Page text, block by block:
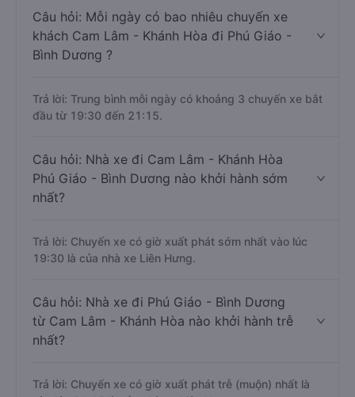
Câu hỏi: Mỗi ngày có bao nhiêu chuyến xe
khách Cam Lâm - Khánh Hòa đi Phú Giáo -
Bình Dương ?
Trả lời: Trung bình mỗi ngày có khoảng 3 chuyến xe bắt
đầu từ 19:30 đến 21:15.
Câu hỏi: Nhà xe đi Cam Lâm - Khánh Hòa
Phú Giáo - Bình Dương nào khởi hành sớm
nhất?
Trả lời: Chuyến xe có giờ xuất phát sớm nhất vào lúc
19:30 là của nhà xe Liên Hưng.
Câu hỏi: Nhà xe đi Phú Giáo - Bình Dương
từ Cam Lâm - Khánh Hòa nào khởi hành trễ
nhất?
Trả lời: Chuyến xe có giờ xuất phát trễ (muộn) nhất là